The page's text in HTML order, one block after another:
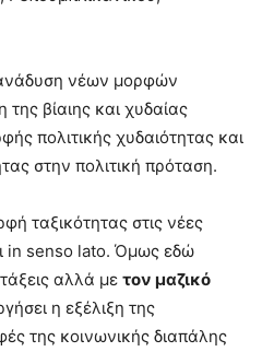
νέων μορφών
της βίαιης και χυδαίας
πολιτικής χυδαιότητας και
στην πολιτική πρόταση.
ταξικότητας στις νέες
in senso lato. Όμως εδώ
αλλά με τον μαζικό
η εξέλιξη της
της κοινωνικής διαπάλης